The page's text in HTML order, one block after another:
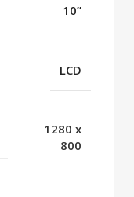
10”
LCD
1280 x
800